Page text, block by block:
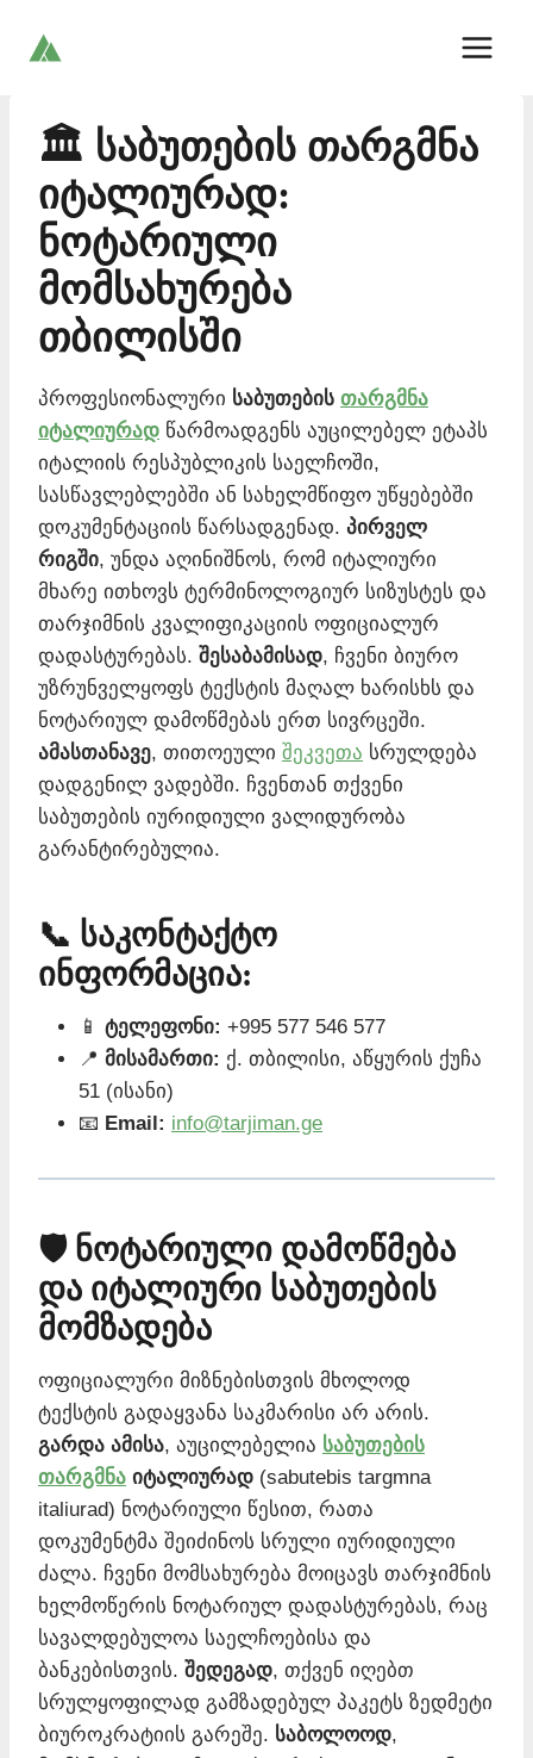
🏛️ საბუთების თარგმნა
იტალიურად:
ნოტარიული
მომსახურება
თბილისში
პროფესიონალური საბუთების თარგმნა
იტალიურად წარმოადგენს აუცილებელ ეტაპს
იტალიის რესპუბლიკის საელჩოში,
სასწავლებლებში ან სახელმწიფო უწყებებში
დოკუმენტაციის წარსადგენად. პირველ
რიგში, უნდა აღინიშნოს, რომ იტალიური
მხარე ითხოვს ტერმინოლოგიურ სიზუსტეს და
თარჯიმნის კვალიფიკაციის ოფიციალურ
დადასტურებას. შესაბამისად, ჩვენი ბიურო
უზრუნველყოფს ტექსტის მაღალ ხარისხს და
ნოტარიულ დამოწმებას ერთ სივრცეში.
ამასთანავე, თითოეული შეკვეთა სრულდება
დადგენილ ვადებში. ჩვენთან თქვენი
საბუთების იურიდიული ვალიდურობა
გარანტირებულია.
📞 საკონტაქტო
ინფორმაცია:
📱 ტელეფონი: +995 577 546 577
📍 მისამართი: ქ. თბილისი, აწყურის ქუჩა
51 (ისანი)
📧 Email: info@tarjiman.ge
🛡️ ნოტარიული დამოწმება
და იტალიური საბუთების
მომზადება
ოფიციალური მიზნებისთვის მხოლოდ
ტექსტის გადაყვანა საკმარისი არ არის.
გარდა ამისა, აუცილებელია საბუთების
თარგმნა იტალიურად (sabutebis targmna
italiurad) ნოტარიული წესით, რათა
დოკუმენტმა შეიძინოს სრული იურიდიული
ძალა. ჩვენი მომსახურება მოიცავს თარჯიმნის
ხელმოწერის ნოტარიულ დადასტურებას, რაც
სავალდებულოა საელჩოებისა და
ბანკებისთვის. შედეგად, თქვენ იღებთ
სრულყოფილად გამზადებულ პაკეტს ზედმეტი
ბიუროკრატიის გარეშე. საბოლოოდ,